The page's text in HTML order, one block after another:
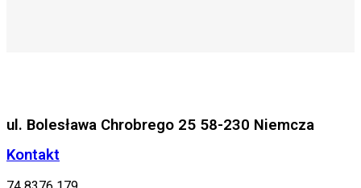
ul. Bolesława Chrobrego 25 58-230 Niemcza
Kontakt